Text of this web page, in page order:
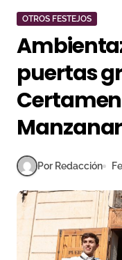
OTROS FESTEJOS
puertas
Por Redacción